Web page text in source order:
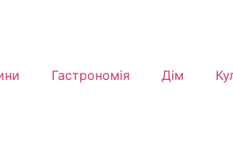
Гастрономія Дім